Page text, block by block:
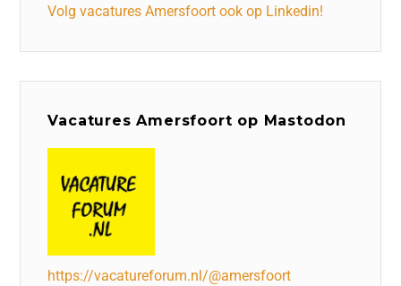
Volg vacatures Amersfoort ook op Linkedin!
Vacatures Amersfoort op Mastodon
https://vacatureforum.nl/@amersfoort